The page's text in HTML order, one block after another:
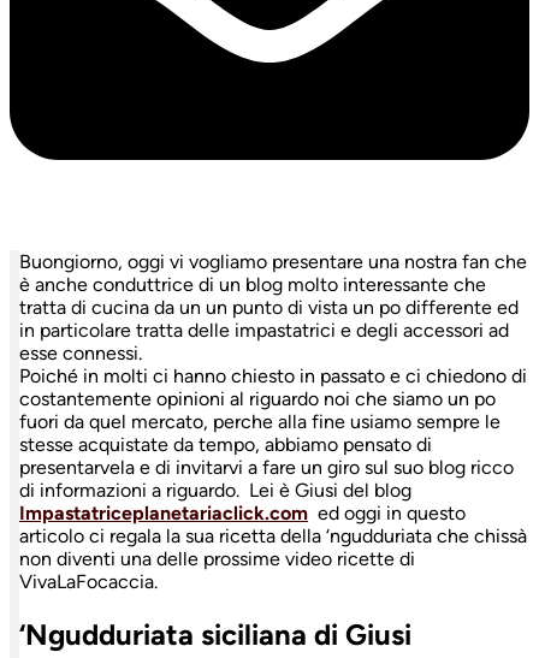
Buongiorno, oggi vi vogliamo presentare una nostra fan che
è anche conduttrice di un blog molto interessante che
tratta di cucina da un un punto di vista un po differente ed
in particolare tratta delle impastatrici e degli accessori ad
esse connessi.
Poiché in molti ci hanno chiesto in passato e ci chiedono di
costantemente opinioni al riguardo noi che siamo un po
fuori da quel mercato, perche alla fine usiamo sempre le
stesse acquistate da tempo, abbiamo pensato di
presentarvela e di invitarvi a fare un giro sul suo blog ricco
di informazioni a riguardo. Lei è Giusi del blog
Impastatriceplanetariaclick.com ed oggi in questo
articolo ci regala la sua ricetta della ‘ngudduriata che chissà
non diventi una delle prossime video ricette di
VivaLaFocaccia.
‘Ngudduriata siciliana di Giusi